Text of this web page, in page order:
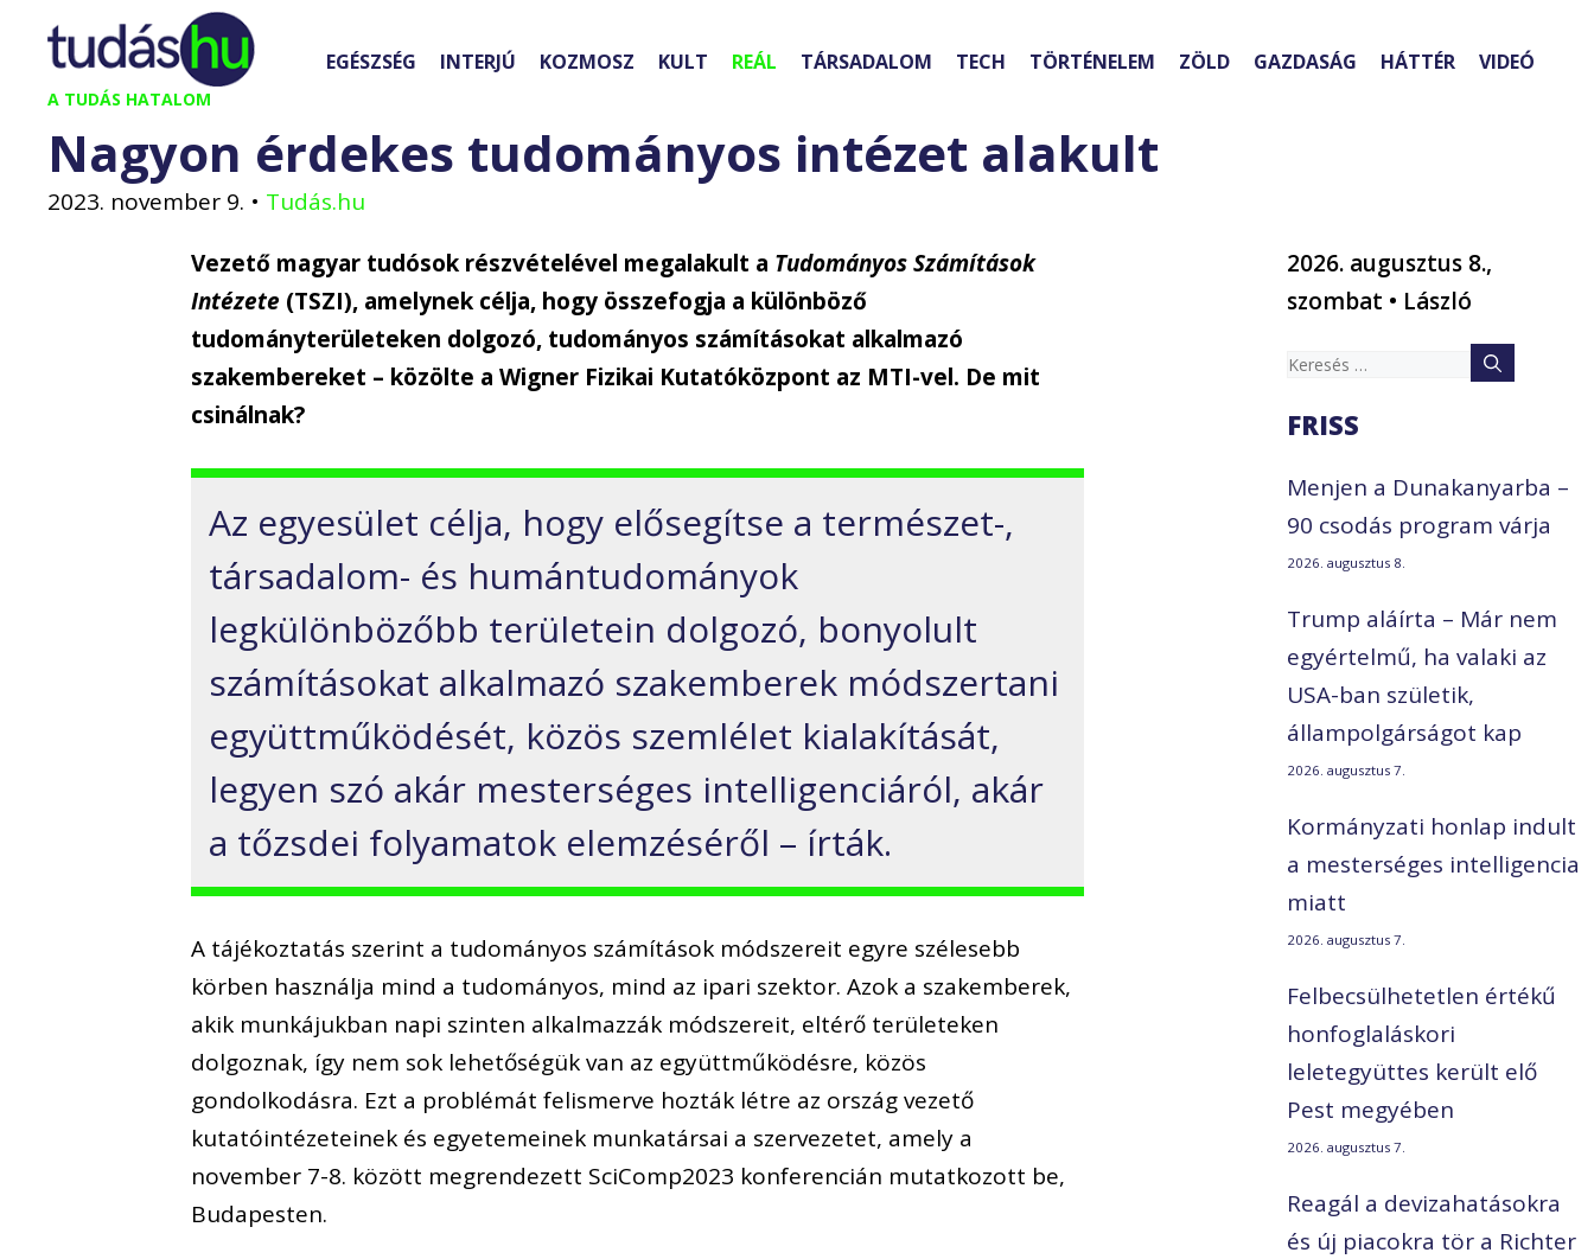
Kilépés
tartalomba
A TUDÁS HATALOM
EGÉSZSÉG INTERJÚ KOZMOSZ KULT REÁL TÁRSADALOM TECH TÖRTÉNELEM ZÖLD GAZDASÁG HÁTTÉR VIDEÓ
Nagyon érdekes tudományos intézet alakult
2023. november 9. • Tudás.hu
Vezető magyar tudósok részvételével megalakult a Tudományos Számítások
Intézete (TSZI), amelynek célja, hogy összefogja a különböző
tudományterületeken dolgozó, tudományos számításokat alkalmazó
szakembereket – közölte a Wigner Fizikai Kutatóközpont az MTI-vel. De mit
csinálnak?
Az egyesület célja, hogy elősegítse a természet-,
társadalom- és humántudományok
legkülönbözőbb területein dolgozó, bonyolult
számításokat alkalmazó szakemberek módszertani
együttműködését, közös szemlélet kialakítását,
legyen szó akár mesterséges intelligenciáról, akár
a tőzsdei folyamatok elemzéséről – írták.
A tájékoztatás szerint a tudományos számítások módszereit egyre szélesebb
körben használja mind a tudományos, mind az ipari szektor. Azok a szakemberek,
akik munkájukban napi szinten alkalmazzák módszereit, eltérő területeken
dolgoznak, így nem sok lehetőségük van az együttműködésre, közös
gondolkodásra. Ezt a problémát felismerve hozták létre az ország vezető
kutatóintézeteinek és egyetemeinek munkatársai a szervezetet, amely a
november 7-8. között megrendezett SciComp2023 konferencián mutatkozott be,
Budapesten.
2026. augusztus 8.,
szombat • László
Keresés:
FRISS
Menjen a Dunakanyarba –
90 csodás program várja
2026. augusztus 8.
Trump aláírta – Már nem
egyértelmű, ha valaki az
USA-ban születik,
állampolgárságot kap
2026. augusztus 7.
Kormányzati honlap indult
a mesterséges intelligencia
miatt
2026. augusztus 7.
Felbecsülhetetlen értékű
honfoglaláskori
leletegyüttes került elő
Pest megyében
2026. augusztus 7.
Reagál a devizahatásokra
és új piacokra tör a Richter